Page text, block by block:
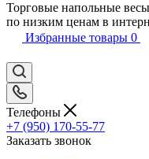
Торговые напольные
по низким ценам в
Избранные товары 0
Телефоны
+7 (950) 170-55-77
Заказать звонок